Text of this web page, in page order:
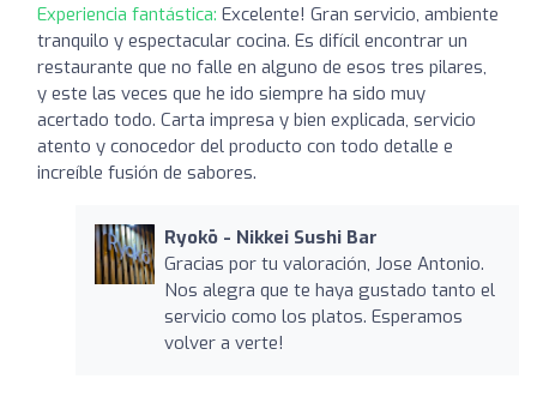
Experiencia fantástica: Excelente! Gran servicio, ambiente
tranquilo y espectacular cocina. Es difícil encontrar un
restaurante que no falle en alguno de esos tres pilares,
y este las veces que he ido siempre ha sido muy
acertado todo. Carta impresa y bien explicada, servicio
atento y conocedor del producto con todo detalle e
increíble fusión de sabores.
Ryokō - Nikkei Sushi Bar
Gracias por tu valoración, Jose Antonio.
Nos alegra que te haya gustado tanto el
servicio como los platos. Esperamos
volver a verte!